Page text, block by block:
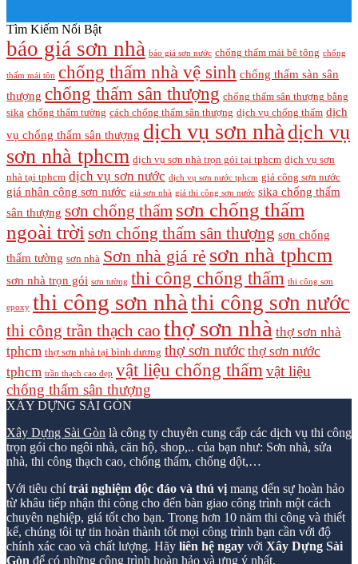
Tìm Kiếm Nổi Bật
báo giá sơn nhà báo giá sơn nước chống thấm mái bê tông chống
thấm mái tôn chống thấm nhà vệ sinh chống thấm sàn sân
thượng chống thấm sân thượng chống thấm sân thượng bằng
sika chống thấm tường cách chống thấm sân thượng dịch vụ chống thấm dịch
vụ chống thấm sân thượng dịch vụ sơn nhà dịch vụ
sơn nhà tphcm dịch vụ sơn nhà trọn gói tại tphcm dịch vụ sơn
nhà tại tphcm dịch vụ sơn nước dịch vụ sơn nước tphcm giá công sơn nước
giá nhân công sơn nước giá sơn nhà giá thi công sơn nước sika chống thấm
sân thượng sơn chống thấm sơn chống thấm
ngoài trời sơn chống thấm sân thượng sơn chống
thấm tường sơn nhà Sơn nhà giá rẻ sơn nhà tphcm
sơn nhà trọn gói sơn tường thi công chống thấm thi công sơn
epoxy thi công sơn nhà thi công sơn nước
thi công trần thạch cao thợ sơn nhà thợ sơn nhà
tphcm thợ sơn nhà tại bình dương thợ sơn nước thợ sơn nước
tphcm trần thạch cao đẹp vật liệu chống thấm vật liệu
chống thấm sân thượng
XÂY DỰNG SÀI GÒN
Xây Dựng Sài Gòn là công ty chuyên cung cấp các dịch vụ thi công
trọn gói cho ngôi nhà, căn hộ, shop,.. của bạn như: Sơn nhà, sửa
nhà, thi công thạch cao, chống thấm, chống dột,…
Với tiêu chítrải nghiệm độc đáo và thú vị mang đến sự hoàn hảo
từ khâu tiếp nhận thi công cho đến bàn giao công trình một cách
chuyên nghiệp, giá tốt cho bạn. Trong hơn 10 năm thi công và thiết
kế, chúng tôi tự tin hoàn thành tốt mọi công trình bạn cần với độ
chính xác cao và chất lượng. Hãy liên hệ ngay với Xây Dựng Sài
Gòn để có những công trình hoàn hảo và ưng ý nhất.